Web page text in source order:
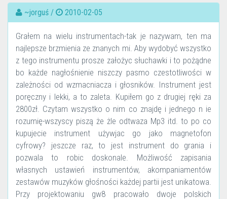
~jorguś / 2010-02-05
Grałem na wielu instrumentach-tak je nazywam, ten ma
najlepsze brzmienia ze znanych mi. Aby wydobyć wszystko
z tego instrumentu prosze założyc słuchawki i to pożądne
bo każde nagłośnienie niszczy pasmo czestotliwości w
zależności od wzmacniacza i głosników. Instrument jest
poręczny i lekki, a to zaleta. Kupiłem go z drugiej ręki za
2800zł. Czytam wszystko o nim co znajdę i jednego n ie
rozumię-wszyscy piszą że żle odtwaza Mp3 itd. to po co
kupujecie instrument używjac go jako magnetofon
cyfrowy? jeszcze raz, to jest instrument do grania i
pozwala to robic doskonale. Możliwość zapisania
własnych ustawień instrumentów, akompaniamentów
zestawów muzyków głośności każdej partii jest unikatowa.
Przy projektowaniu gw8 pracowało dwoje polskich